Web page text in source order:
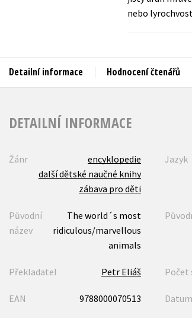
Komiks
nebo
Detailní informace Hodnocení čtenářů
DETAILNÍ INFORMACE
Žánr
encyklopedie
další dětské naučné knihy
zábava pro děti
Jazyk
Původní
název
The world´s most
ridiculous/marvellous
animals
Překladatel Petr Eliáš Počet
EAN 9788000070513